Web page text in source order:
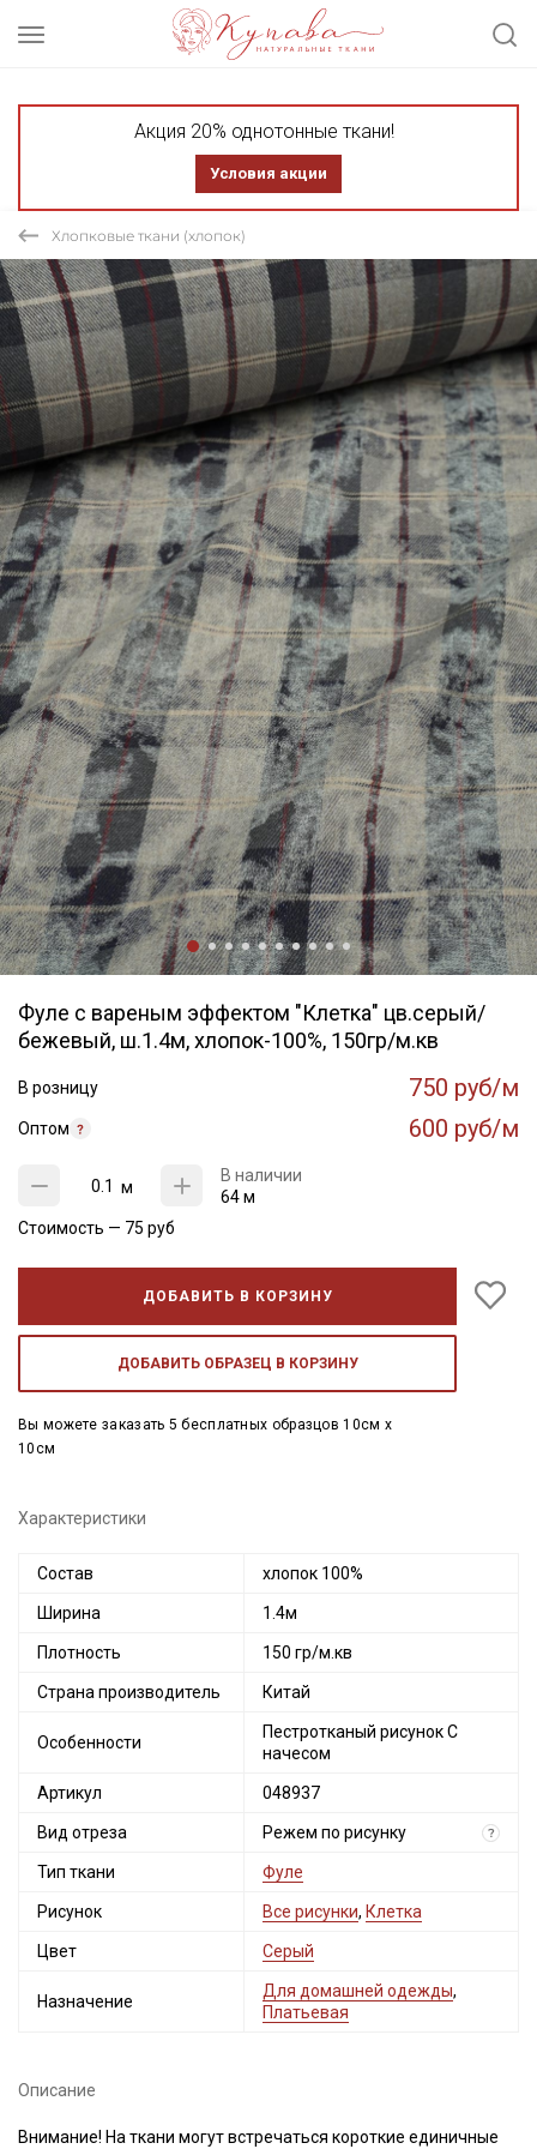
Акция 20% однотонные ткани!
Условия акции
Хлопковые ткани (хлопок)
Фуле с вареным эффектом "Клетка" цв.серый/
бежевый, ш.1.4м, хлопок-100%, 150гр/м.кв
В розницу 750 руб/м
Оптом 600 руб/м
м
В наличии
64 м
Стоимость — 75 руб
ДОБАВИТЬ В КОРЗИНУ
ДОБАВИТЬ ОБРАЗЕЦ В КОРЗИНУ
Вы можете заказать 5 бесплатных образцов 10см x
10см
Характеристики
Состав хлопок 100%
Ширина 1.4м
Плотность 150 гр/м.кв
Страна производитель Китай
Особенности
Пестротканый рисунок С
начесом
Артикул 048937
Вид отреза Режем по рисунку ?
Тип ткани Фуле
Рисунок Все рисунки, Клетка
Цвет Серый
Назначение
Для домашней одежды,
Платьевая
Описание
Внимание! На ткани могут встречаться короткие единичные